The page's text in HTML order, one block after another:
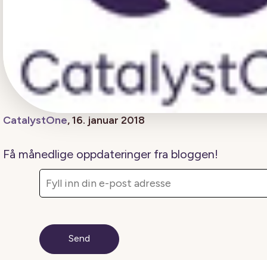
CatalystOne, 16. januar 2018
Få månedlige oppdateringer fra bloggen!